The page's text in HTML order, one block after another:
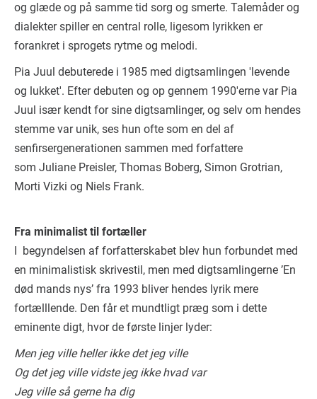
og glæde og på samme tid sorg og smerte. Talemåder og
dialekter spiller en central rolle, ligesom lyrikken er
forankret i sprogets rytme og melodi.
Pia Juul debuterede i 1985 med digtsamlingen 'levende
og lukket'. Efter debuten og op gennem 1990'erne var Pia
Juul især kendt for sine digtsamlinger, og selv om hendes
stemme var unik, ses hun ofte som en del af
senfirsergenerationen sammen med forfattere
som Juliane Preisler, Thomas Boberg, Simon Grotrian,
Morti Vizki og Niels Frank.
Fra minimalist til fortæller
I begyndelsen af forfatterskabet blev hun forbundet med
en minimalistisk skrivestil, men med digtsamlingerne ’En
død mands nys’ fra 1993 bliver hendes lyrik mere
fortælllende. Den får et mundtligt præg som i dette
eminente digt, hvor de første linjer lyder:
Men jeg ville heller ikke det jeg ville
Og det jeg ville vidste jeg ikke hvad var
Jeg ville så gerne ha dig